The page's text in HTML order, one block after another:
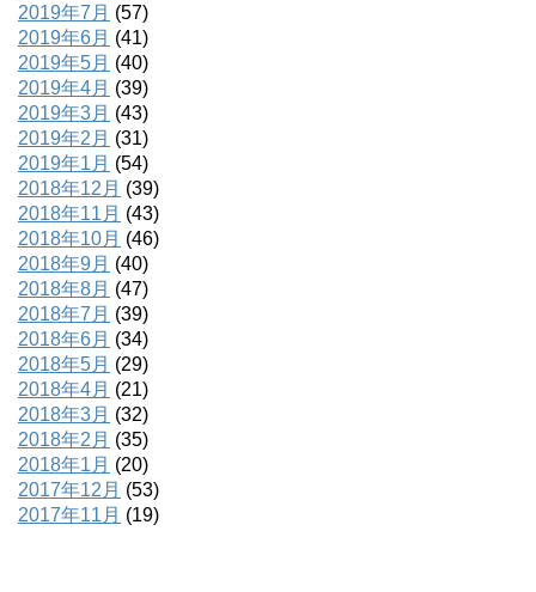
2019年7月 (57)
2019年6月 (41)
2019年5月 (40)
2019年4月 (39)
2019年3月 (43)
2019年2月 (31)
2019年1月 (54)
2018年12月 (39)
2018年11月 (43)
2018年10月 (46)
2018年9月 (40)
2018年8月 (47)
2018年7月 (39)
2018年6月 (34)
2018年5月 (29)
2018年4月 (21)
2018年3月 (32)
2018年2月 (35)
2018年1月 (20)
2017年12月 (53)
2017年11月 (19)